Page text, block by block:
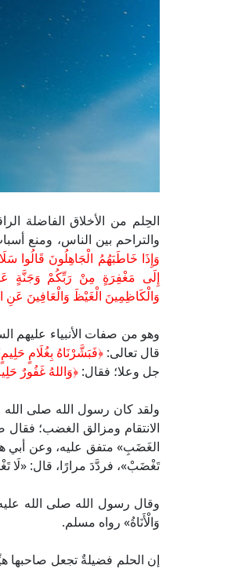
الحِلم من الأخلاق الفاضلة
والتراحم بين الناس، ومنع
وَإِذَا خَاطَبَهُمُ الْجَاهِلُونَ قَالُوا
إِلَى مَغْفِرَةٍ مِنْ رَبِّكُمْ وَجَنَّةٍ
وَالْكَاظِمِينَ الْغَيْظَ وَالْعَافِينَ
وهو من صفات الأنبياء عليهم
قال تعالى: ﴿فَبَشَّرْنَاهُ بِغُلَامٍ
جل وعلا؛ فقال: ﴿وَاللهُ غَفُورٌ
ولقد كان رسول الله صلى
الانتقام ومزالق الغضب؛
الغَضَبِ» متفق عليه، وعن أبي
تَغْضَبْ»، فردَّدَ مرارًا، قال:
وقال رسول الله صلى الله
وَالْأَنَاةُ» رواه مسلم.
إن الحلم فضيلةٌ تجعل صاحبها